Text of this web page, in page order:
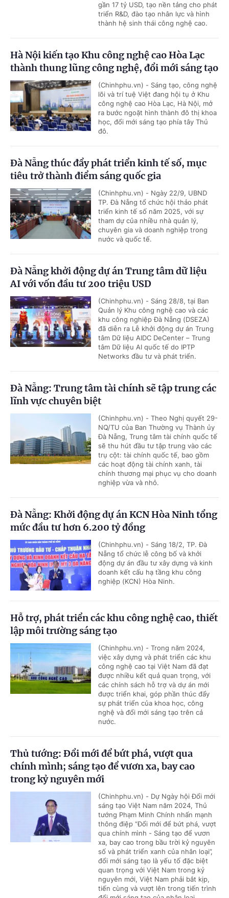
gần 17 tỷ USD, tạo nền tảng cho phát
triển R&D, đào tạo nhân lực và hình
thành hệ sinh thái công nghệ cao.
Hà Nội kiến tạo Khu công nghệ cao Hòa Lạc
thành thung lũng công nghệ, đổi mới sáng tạo
(Chinhphu.vn) - Sáng tạo, công nghệ
lõi và trí tuệ Việt đang hội tụ ở Khu
công nghệ cao Hòa Lạc, Hà Nội, mở
ra bước ngoặt hình thành đô thị khoa
học, đổi mới sáng tạo phía tây Thủ
đô.
Đà Nẵng thúc đẩy phát triển kinh tế số, mục
tiêu trở thành điểm sáng quốc gia
(Chinhphu.vn) - Ngày 22/9, UBND
TP. Đà Nẵng tổ chức hội thảo phát
triển kinh tế số năm 2025, với sự
tham dự của nhiều nhà quản lý,
chuyên gia và doanh nghiệp trong
nước và quốc tế.
Đà Nẵng khởi động dự án Trung tâm dữ liệu
AI với vốn đầu tư 200 triệu USD
(Chinhphu.vn) - Sáng 28/8, tại Ban
Quản lý Khu công nghệ cao và các
khu công nghiệp Đà Nẵng (DSEZA)
đã diễn ra Lễ khởi động dự án Trung
tâm Dữ liệu AIDC DeCenter – Trung
tâm Dữ liệu AI quốc tế do IPTP
Networks đầu tư và phát triển.
Đà Nẵng: Trung tâm tài chính sẽ tập trung các
lĩnh vực chuyên biệt
(Chinhphu.vn) - Theo Nghị quyết 29-
NQ/TU của Ban Thường vụ Thành ủy
Đà Nẵng, Trung tâm tài chính quốc tế
sẽ thu hút đầu tư tập trung vào các
trụ cột: tài chính quốc tế, bao gồm
các hoạt động tài chính xanh, tài
chính thương mại phục vụ cho doanh
nghiệp vừa và nhỏ.
Đà Nẵng: Khởi động dự án KCN Hòa Ninh tổng
mức đầu tư hơn 6.200 tỷ đồng
(Chinhphu.vn) - Sáng 18/2, TP. Đà
Nẵng tổ chức lễ công bố và khởi
động dự án đầu tư xây dựng và kinh
doanh kết cấu hạ tầng khu công
nghiệp (KCN) Hòa Ninh.
Hỗ trợ, phát triển các khu công nghệ cao, thiết
lập môi trường sáng tạo
(Chinhphu.vn) - Trong năm 2024,
việc xây dựng và phát triển các khu
công nghệ cao tại Việt Nam đã đạt
được nhiều kết quả quan trọng, với
các chính sách hỗ trợ và dự án mới
được triển khai, góp phần thúc đẩy
sự phát triển của khoa học, công
nghệ và đổi mới sáng tạo trên cả
nước.
Thủ tướng: Đổi mới để bứt phá, vượt qua
chính mình; sáng tạo để vươn xa, bay cao
trong kỷ nguyên mới
(Chinhphu.vn) - Dự Ngày hội Đổi mới
sáng tạo Việt Nam năm 2024, Thủ
tướng Phạm Minh Chính nhấn mạnh
thông điệp “Đổi mới để bứt phá, vượt
qua chính mình - Sáng tạo để vươn
xa, bay cao trong bầu trời kỷ nguyên
số và phát triển xanh của nhân loại”,
đổi mới sáng tạo là yếu tố đặc biệt
quan trọng với Việt Nam trong kỷ
nguyên mới, Việt Nam phải bắt kịp,
tiến cùng và vượt lên trong tiến trình